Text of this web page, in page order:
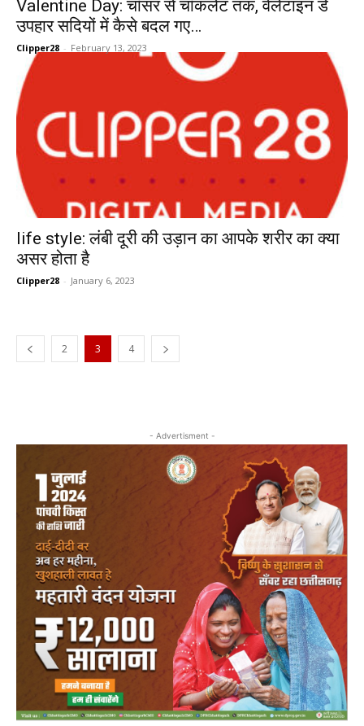
Valentine Day: चॉसर से चॉकलेट तक, वेलेंटाइन डे
उपहार सदियों में कैसे बदल गए…
Clipper28 - February 13, 2023
life style: लंबी दूरी की उड़ान का आपके शरीर का क्या
असर होता है
Clipper28 - January 6, 2023
2 3 4
- Advertisment -